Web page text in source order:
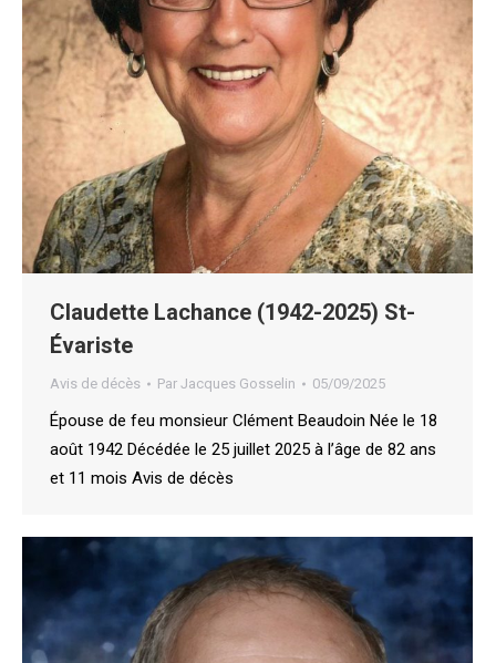
Claudette Lachance (1942-2025) St-
Évariste
Avis de décès Par Jacques Gosselin 05/09/2025
Épouse de feu monsieur Clément Beaudoin Née le 18
août 1942 Décédée le 25 juillet 2025 à l’âge de 82 ans
et 11 mois Avis de décès